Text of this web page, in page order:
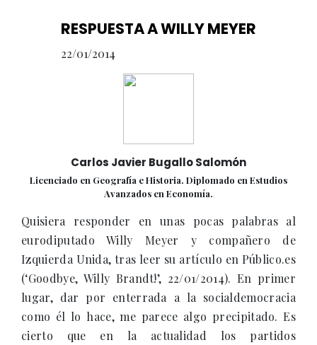
RESPUESTA A WILLY MEYER
22/01/2014
Carlos Javier Bugallo Salomón
Licenciado en Geografía e Historia. Diplomado en Estudios
Avanzados en Economía.
Quisiera responder en unas pocas palabras al
eurodiputado Willy Meyer y compañero de
Izquierda Unida, tras leer su artículo en Público.es
(‘Goodbye, Willy Brandt!’, 22/01/2014). En primer
lugar, dar por enterrada a la socialdemocracia
como él lo hace, me parece algo precipitado. Es
cierto que en la actualidad los partidos